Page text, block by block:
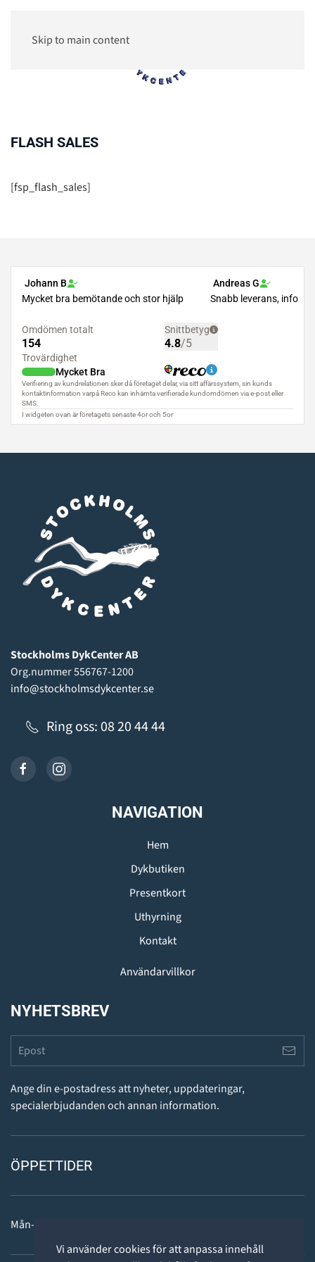
Vi använder cookies för att anpassa innehåll
Skip to main content
FLASH SALES
[fsp_flash_sales]
Stockholms DykCenter AB
Org.nummer 556767-1200
info@stockholmsdykcenter.se
Ring oss: 08 20 44 44
NAVIGATION
Hem
Dykbutiken
Presentkort
Uthyrning
Kontakt
Användarvillkor
NYHETSBREV
Ange din e-postadress att nyheter, uppdateringar,
specialerbjudanden och annan information.
ÖPPETTIDER
Mån-fre: 11 - 18